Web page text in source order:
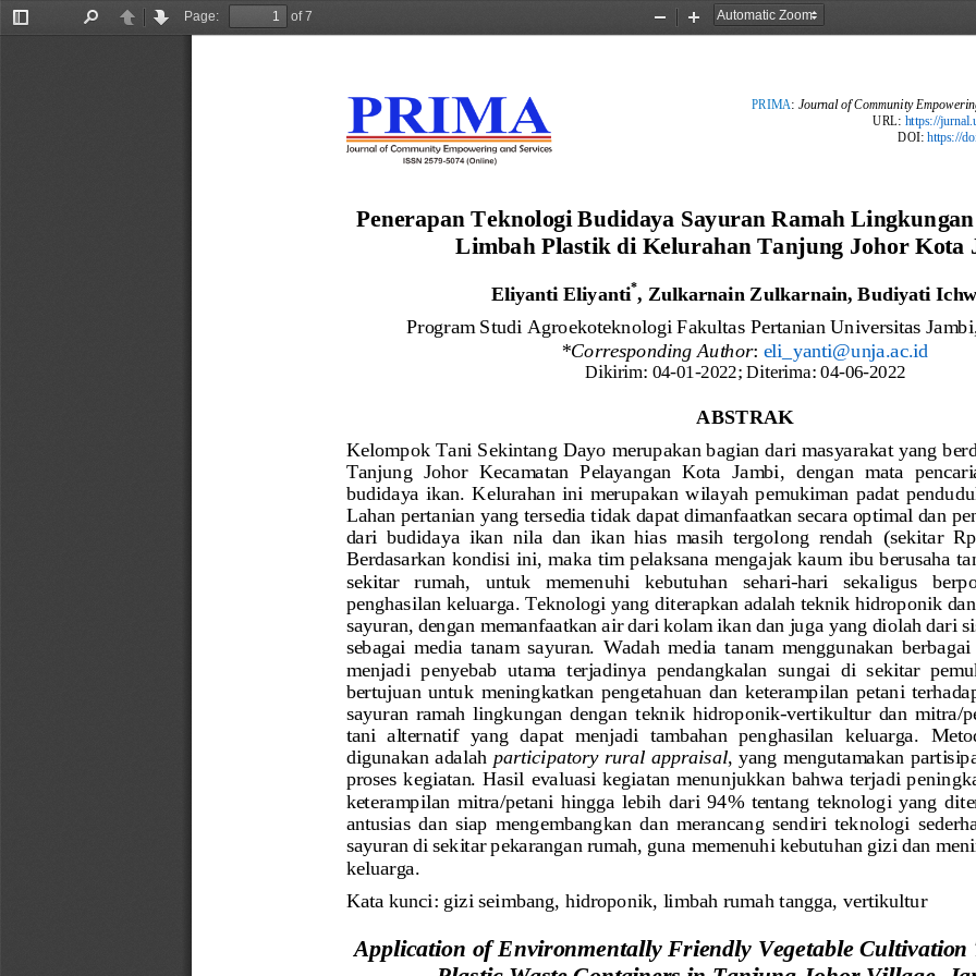
Toggle
PreviousNext
Page:
of 7
Zoom
Zoom
PRIMA: Journal of Community
URL: https://
DOI: https://
Penerapan Teknologi Budidaya Sayuran Ramah
Limbah Plastik di Kelurahan Tanjung Johor Kota
Eliyanti Eliyanti*, Zulkarnain Zulkarnain, Budiyati
Program Studi Agroekoteknologi Fakultas Pertanian Universitas
*Corresponding Author: eli_yanti@unja.ac.id
Dikirim: 04-01-2022; Diterima: 04-06-2022
ABSTRAK
Kelompok Tani Sekintang Dayo merupakan bagian dari masyarakat yang
Tanjung  Johor  Kecamatan  Pelayangan  Kota  Jambi,  dengan mata
budidaya  ikan.  Kelurahan ini merupakan  wilayah  pemukiman  padat
Lahan pertanian yang tersedia tidak dapat dimanfaatkan secara optimal dan
dari  budidaya  ikan  nila  dan  ikan  hias  masih  tergolong  rendah (sekitar
Berdasarkan kondisi ini, maka tim pelaksana mengajak kaum ibu berusaha
sekitar   rumah,
untuk memenuhi   kebutuhan sehari-hari   sekaligus
penghasilan keluarga. Teknologi yang diterapkan adalah teknik hidroponik
sayuran, dengan memanfaatkan air dari kolam ikan dan juga yang diolah dari
sebagai  media  tanam  sayuran.  Wadah  media  tanam  menggunakan
menjadi  penyebab  utama  terjadinya  pendangkalan  sungai  di  sekitar
bertujuan untuk meningkatkan  pengetahuan  dan  keterampilan  petani
sayuran  ramah  lingkungan  dengan teknik  hidroponik-vertikultur dan mitra/
tani  alternatif  yang  dapat  menjadi  tambahan  penghasilan  keluarga.
digunakan adalah participatory rural appraisal, yang mengutamakan
proses  kegiatan. Hasil  evaluasi kegiatan  menunjukkan bahwa terjadi
keterampilan mitra/petani hingga  lebih  dari  94%  tentang  teknologi  yang
antusias  dan  siap  mengembangkan  dan  merancang  sendiri  teknologi
sayuran di sekitar pekarangan rumah, guna memenuhi kebutuhan gizi dan
keluarga.
Kata kunci: gizi seimbang, hidroponik, limbah rumah tangga, vertikultur
Application of Environmentally Friendly Vegetable Cultivation